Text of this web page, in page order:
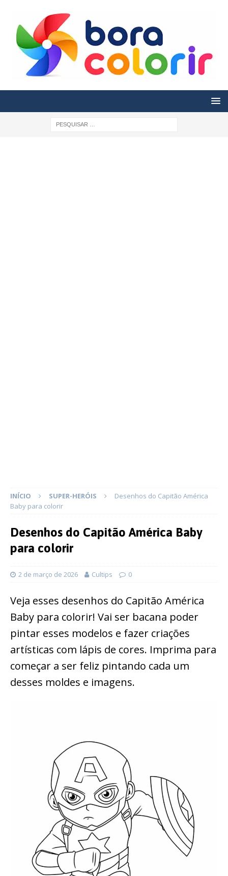
INÍCIO SUPER-HERÓIS
Desenhos do Capitão América
Baby para colorir
Desenhos do Capitão América Baby
para colorir
2 de março de 2026 Cultips 0
Veja esses desenhos do Capitão América
Baby para colorir! Vai ser bacana poder
pintar esses modelos e fazer criações
artísticas com lápis de cores. Imprima para
começar a ser feliz pintando cada um
desses moldes e imagens.